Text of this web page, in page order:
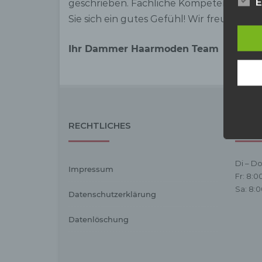
geschrieben. Fachliche Kompetenz steht
Sie sich ein gutes Gefühl! Wir freuen uns
Ihr Dammer Haarmoden Team
RECHTLICHES
Impressum
Datenschutzerklärung
Datenlöschung
Di –
Fr:
Sa:
Aus
Die
Wir